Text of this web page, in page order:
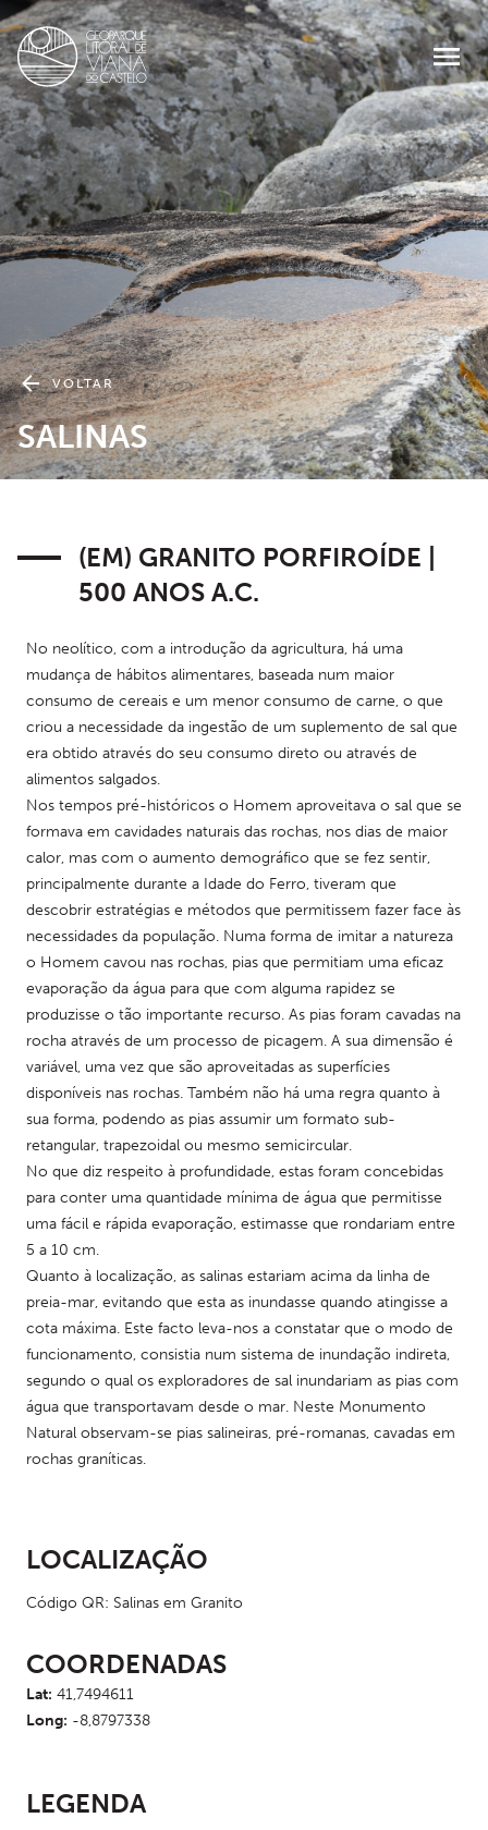
VOLTAR
SALINAS
(EM) GRANITO PORFIROÍDE |
500 ANOS A.C.
No neolítico, com a introdução da agricultura, há uma
mudança de hábitos alimentares, baseada num maior
consumo de cereais e um menor consumo de carne, o que
criou a necessidade da ingestão de um suplemento de sal que
era obtido através do seu consumo direto ou através de
Nos tempos pré-históricos o Homem aproveitava o sal que se
formava em cavidades naturais das rochas, nos dias de maior
calor, mas com o aumento demográfico que se fez sentir,
principalmente durante a Idade do Ferro, tiveram que
descobrir estratégias e métodos que permitissem fazer face às
necessidades da população. Numa forma de imitar a natureza
o Homem cavou nas rochas, pias que permitiam uma eficaz
evaporação da água para que com alguma rapidez se
produzisse o tão importante recurso. As pias foram cavadas na
rocha através de um processo de picagem. A sua dimensão é
variável, uma vez que são aproveitadas as superfícies
disponíveis nas rochas. Também não há uma regra quanto à
sua forma, podendo as pias assumir um formato sub-
No que diz respeito à profundidade, estas foram concebidas
para conter uma quantidade mínima de água que permitisse
uma fácil e rápida evaporação, estimasse que rondariam entre
Quanto à localização, as salinas estariam acima da linha de
preia-mar, evitando que esta as inundasse quando atingisse a
cota máxima. Este facto leva-nos a constatar que o modo de
funcionamento, consistia num sistema de inundação indireta,
segundo o qual os exploradores de sal inundariam as pias com
água que transportavam desde o mar. Neste Monumento
Natural observam-se pias salineiras, pré-romanas, cavadas em
rochas graníticas.
LOCALIZAÇÃO
Código QR: Salinas em Granito
COORDENADAS
Lat: 41,7494611
Long: -8,8797338
LEGENDA